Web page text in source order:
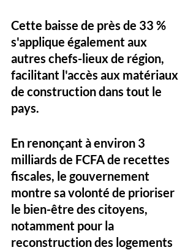
Cette baisse de près de 33 %
s'applique également aux
autres chefs-lieux de région,
facilitant l'accès aux matériaux
de construction dans tout le
pays.
En renonçant à environ 3
milliards de FCFA de recettes
fiscales, le gouvernement
montre sa volonté de prioriser
le bien-être des citoyens,
notamment pour la
reconstruction des logements